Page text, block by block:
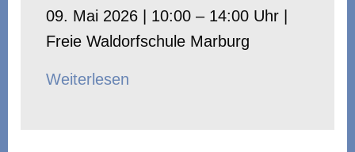
09. Mai 2026 | 10:00 – 14:00 Uhr |
Freie Waldorfschule Marburg
Weiterlesen